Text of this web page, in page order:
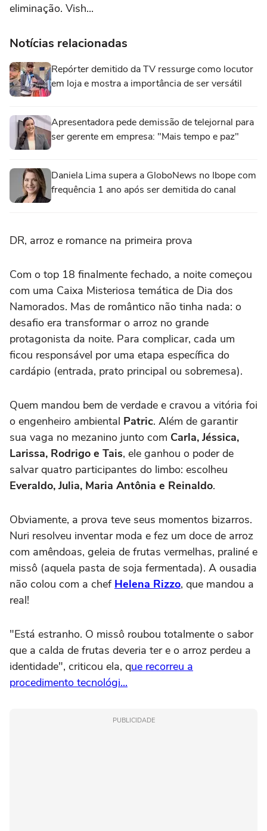
eliminação. Vish...
Notícias relacionadas
Repórter demitido da TV ressurge como locutor
em loja e mostra a importância de ser versátil
Apresentadora pede demissão de telejornal para
ser gerente em empresa: "Mais tempo e paz"
Daniela Lima supera a GloboNews no Ibope com
frequência 1 ano após ser demitida do canal
DR, arroz e romance na primeira prova
Com o top 18 finalmente fechado, a noite começou
com uma Caixa Misteriosa temática de Dia dos
Namorados. Mas de romântico não tinha nada: o
desafio era transformar o arroz no grande
protagonista da noite. Para complicar, cada um
ficou responsável por uma etapa específica do
cardápio (entrada, prato principal ou sobremesa).
Quem mandou bem de verdade e cravou a vitória foi
o engenheiro ambiental Patric. Além de garantir
sua vaga no mezanino junto com Carla, Jéssica,
Larissa, Rodrigo e Tais, ele ganhou o poder de
salvar quatro participantes do limbo: escolheu
Everaldo, Julia, Maria Antônia e Reinaldo.
Obviamente, a prova teve seus momentos bizarros.
Nuri resolveu inventar moda e fez um doce de arroz
com amêndoas, geleia de frutas vermelhas, praliné e
missô (aquela pasta de soja fermentada). A ousadia
não colou com a chef Helena Rizzo, que mandou a
real!
"Está estranho. O missô roubou totalmente o sabor
que a calda de frutas deveria ter e o arroz perdeu a
identidade", criticou ela, que recorreu a
procedimento tecnológi...
PUBLICIDADE